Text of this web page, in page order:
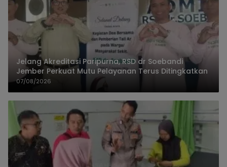
Jelang Akreditasi Paripurna, RSD dr Soebandi
Jember Perkuat Mutu Pelayanan Terus Ditingkatkan
07/08/2026